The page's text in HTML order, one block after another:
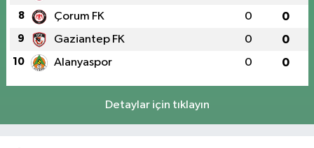
8 Çorum FK 0 0
9 Gaziantep FK 0 0
10 Alanyaspor 0 0
Detaylar için tıklayın